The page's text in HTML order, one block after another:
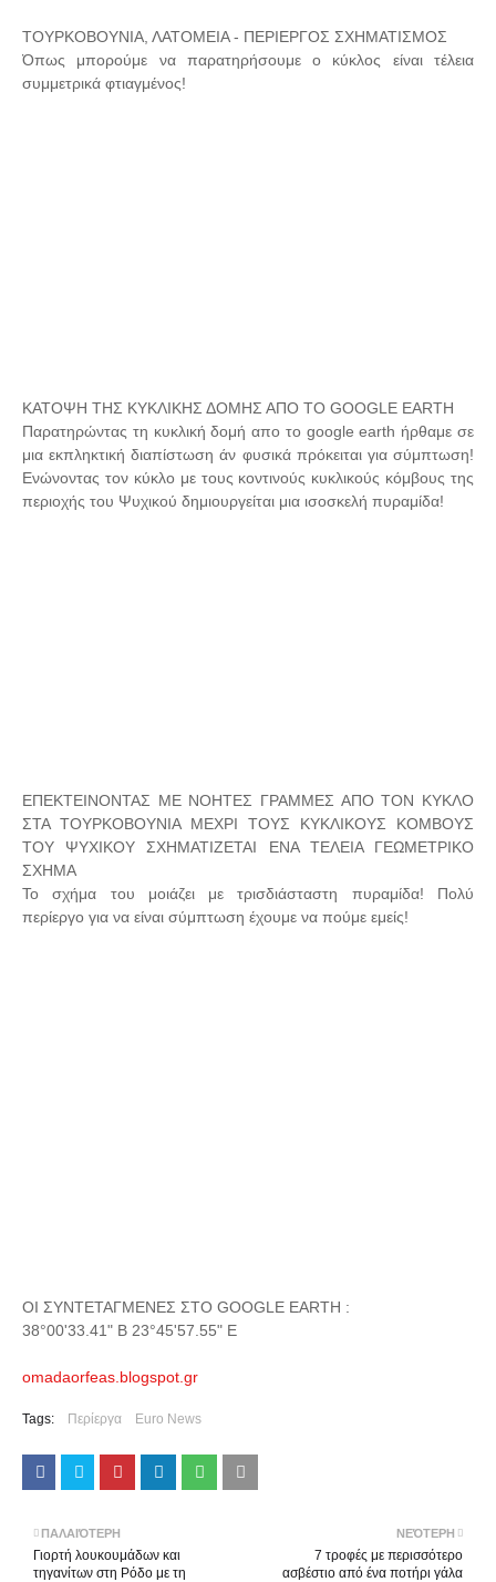
ΤΟΥΡΚΟΒΟΥΝΙΑ, ΛΑΤΟΜΕΙΑ - ΠΕΡΙΕΡΓΟΣ ΣΧΗΜΑΤΙΣΜΟΣ
Όπως μπορούμε να παρατηρήσουμε ο κύκλος είναι τέλεια
συμμετρικά φτιαγμένος!
ΚΑΤΟΨΗ ΤΗΣ ΚΥΚΛΙΚΗΣ ΔΟΜΗΣ ΑΠΟ ΤΟ GOOGLE EARTH
Παρατηρώντας τη κυκλική δομή απο το google earth ήρθαμε σε
μια εκπληκτική διαπίστωση άν φυσικά πρόκειται για σύμπτωση!
Ενώνοντας τον κύκλο με τους κοντινούς κυκλικούς κόμβους της
περιοχής του Ψυχικού δημιουργείται μια ισοσκελή πυραμίδα!
ΕΠΕΚΤΕΙΝΟΝΤΑΣ ΜΕ ΝΟΗΤΕΣ ΓΡΑΜΜΕΣ ΑΠΟ ΤΟΝ ΚΥΚΛΟ
ΣΤΑ ΤΟΥΡΚΟΒΟΥΝΙΑ ΜΕΧΡΙ ΤΟΥΣ ΚΥΚΛΙΚΟΥΣ ΚΟΜΒΟΥΣ
ΤΟΥ ΨΥΧΙΚΟΥ ΣΧΗΜΑΤΙΖΕΤΑΙ ΕΝΑ ΤΕΛΕΙΑ ΓΕΩΜΕΤΡΙΚΟ
ΣΧΗΜΑ
Το σχήμα του μοιάζει με τρισδιάσταστη πυραμίδα! Πολύ
περίεργο για να είναι σύμπτωση έχουμε να πούμε εμείς!
ΟΙ ΣΥΝΤΕΤΑΓΜΕΝΕΣ ΣΤΟ GOOGLE EARTH :
38°00'33.41" B 23°45'57.55" E
omadaorfeas.blogspot.gr
Tags: Περίεργα Euro News
ΝΕΌΤΕΡΗ
7 τροφές με περισσότερο
ασβέστιο από ένα ποτήρι γάλα
ΠΑΛΑΙΌΤΕΡΗ
Γιορτή λουκουμάδων και
τηγανίτων στη Ρόδο με τη